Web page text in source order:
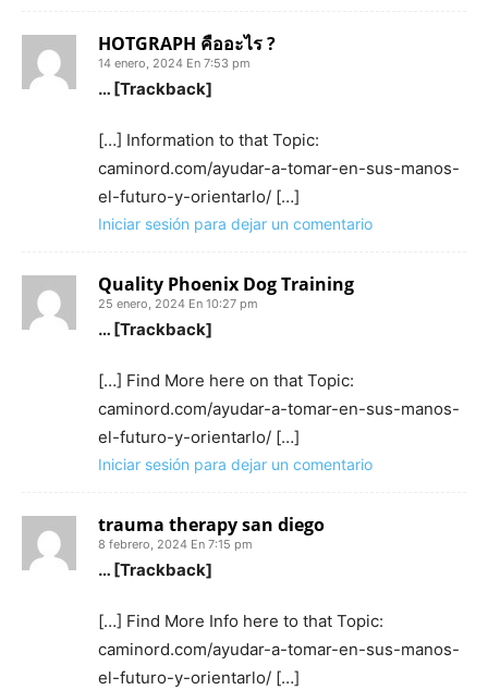
HOTGRAPH คืออะไร ?
14 enero, 2024 En 7:53 pm
… [Trackback]
[…] Information to that Topic:
caminord.com/ayudar-a-tomar-en-sus-manos-
el-futuro-y-orientarlo/ […]
Iniciar sesión para dejar un comentario
Quality Phoenix Dog Training
25 enero, 2024 En 10:27 pm
… [Trackback]
[…] Find More here on that Topic:
caminord.com/ayudar-a-tomar-en-sus-manos-
el-futuro-y-orientarlo/ […]
Iniciar sesión para dejar un comentario
trauma therapy san diego
8 febrero, 2024 En 7:15 pm
… [Trackback]
[…] Find More Info here to that Topic:
caminord.com/ayudar-a-tomar-en-sus-manos-
el-futuro-y-orientarlo/ […]